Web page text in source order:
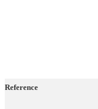
Reference